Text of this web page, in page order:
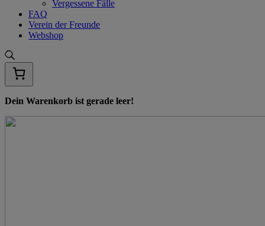
Vergessene Fälle
FAQ
Verein der Freunde
Webshop
Dein Warenkorb ist gerade leer!